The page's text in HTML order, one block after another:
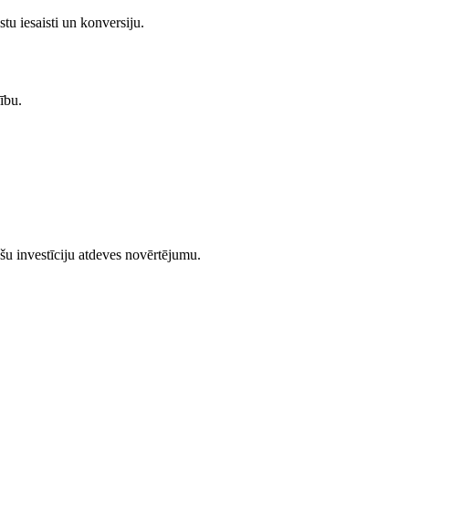
iesaisti un konversiju.
investīciju atdeves novērtējumu.